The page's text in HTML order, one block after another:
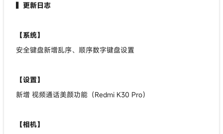
▍更新日志
【系统】
安全键盘新增乱序、顺序数字键盘设置
【设置】
新增 视频通话美颜功能（Redmi K30 Pro）
【相机】